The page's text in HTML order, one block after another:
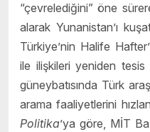
“çevrelediğini” öne
alarak Yunanistan’ı
Türkiye’nin Halife
ile ilişkileri yeniden
güneybatısında Türk
arama faaliyetlerini
Politika’ya göre, MİT